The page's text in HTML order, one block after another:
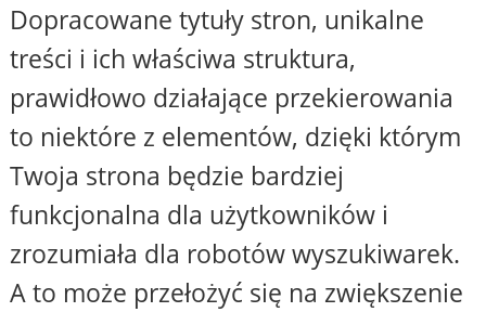
Dopracowane tytuły stron, unikalne
treści i ich właściwa struktura,
prawidłowo działające przekierowania
to niektóre z elementów, dzięki którym
Twoja strona będzie bardziej
funkcjonalna dla użytkowników i
zrozumiała dla robotów wyszukiwarek.
A to może przełożyć się na zwiększenie